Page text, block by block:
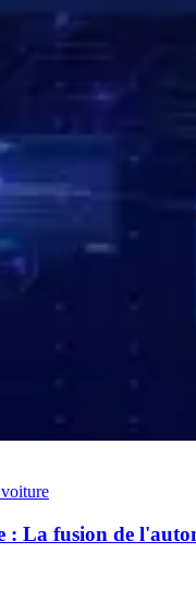
: La fusion de